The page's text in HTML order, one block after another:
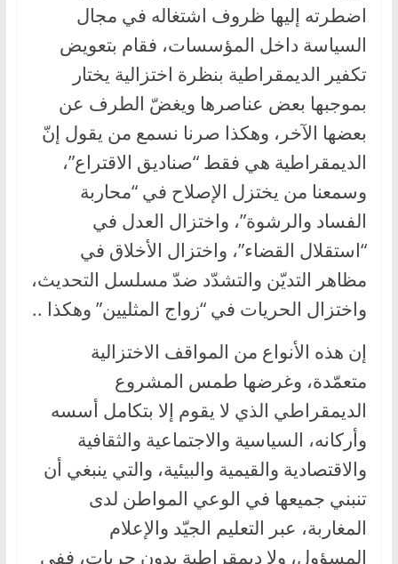
اضطرته إليها ظروف اشتغاله في مجال
السياسة داخل المؤسسات، فقام بتعويض
تكفير الديمقراطية بنظرة اختزالية يختار
بموجبها بعض عناصرها ويغضّ الطرف عن
بعضها الآخر، وهكذا صرنا نسمع من يقول إنّ
الديمقراطية هي فقط “صناديق الاقتراع”،
وسمعنا من يختزل الإصلاح في “محاربة
الفساد والرشوة”، واختزال العدل في
“استقلال القضاء”، واختزال الأخلاق في
مظاهر التديّن والتشدّد ضدّ مسلسل التحديث،
واختزال الحريات في “زواج المثليين” وهكذا ..
إن هذه الأنواع من المواقف الاختزالية
متعمّدة، وغرضها طمس المشروع
الديمقراطي الذي لا يقوم إلا بتكامل أسسه
وأركانه، السياسية والاجتماعية والثقافية
والاقتصادية والقيمية والبيئية، والتي ينبغي أن
تنبني جميعها في الوعي المواطن لدى
المغاربة، عبر التعليم الجيّد والإعلام
المسؤول، ولا ديمقراطية بدون حريات، ففي